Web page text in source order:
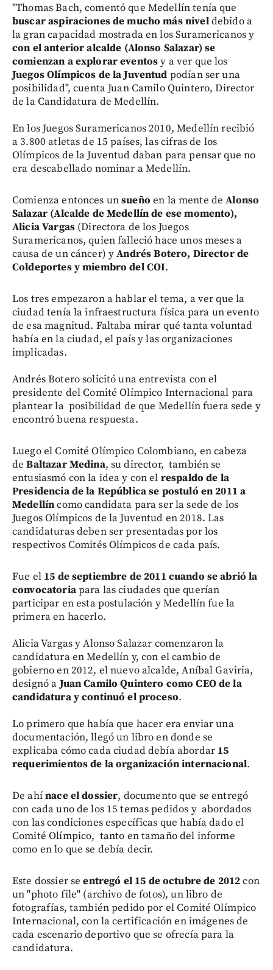
"Thomas Bach, comentó que Medellín tenía que
buscar aspiraciones de mucho más niveldebido a
la gran capacidad mostrada en los Suramericanos y
con el anterior alcalde (Alonso Salazar) se
comienzan a explorar eventosy a ver que los
Juegos Olímpicos de la Juventud podían ser una
posibilidad", cuenta Juan Camilo Quintero, Director
de la Candidatura de Medellín.
En los Juegos Suramericanos 2010, Medellín recibió
a 3.800 atletas de 15 países, las cifras de los
Olímpicos de la Juventud daban para pensar que no
era descabellado nominar a Medellín.
Comienza entonces unsueño en la mente deAlonso
Salazar (Alcalde de Medellín de ese momento),
Alicia Vargas(Directora de los Juegos
Suramericanos, quien falleció hace unos meses a
causa de un cáncer) yAndrés Botero, Director de
Coldeportes y miembro del COI.
Los tres empezaron a hablar el tema, a ver que la
ciudad tenía la infraestructura física para un evento
de esa magnitud. Faltaba mirar qué tanta voluntad
había en la ciudad, el país y las organizaciones
implicadas.
Andrés Botero solicitó una entrevista con el
presidente del Comité Olímpico Internacional para
plantear la posibilidad de que Medellín fuera sede y
encontró buena respuesta.
Luego el Comité Olímpico Colombiano, en cabeza
deBaltazar Medina, su director, también se
entusiasmó con la idea y con el respaldo de la
Presidencia de la República se postuló en 2011 a
Medellíncomo candidata para ser la sede de los
Juegos Olímpicos de la Juventud en 2018. Las
candidaturas deben ser presentadas por los
respectivos Comités Olímpicos de cada país.
Fue el 15 de septiembre de 2011 cuando se abrió la
convocatoriapara las ciudades que querían
participar en esta postulación y Medellín fue la
primera en hacerlo.
Alicia Vargas y Alonso Salazar comenzaron la
candidatura en Medellín y, con el cambio de
gobierno en 2012, el nuevo alcalde, Aníbal Gaviria,
designó aJuan Camilo Quintero como CEO de la
candidatura y continuó el proceso.
Lo primero que había que hacer era enviar una
documentación, llegó un libro en donde se
explicaba cómo cada ciudad debía abordar 15
requerimientos de la organización internacional.
De ahínace el dossier, documento que se entregó
con cada uno de los 15 temas pedidos y abordados
con las condiciones específicas que había dado el
Comité Olímpico, tanto en tamaño del informe
como en lo que se debía decir.
Este dossier seentregó el 15 de octubre de 2012con
un "photo file" (archivo de fotos), un libro de
fotografías, también pedido por el Comité Olímpico
Internacional, con la certificación en imágenes de
cada escenario deportivo que se ofrecía para la
candidatura.